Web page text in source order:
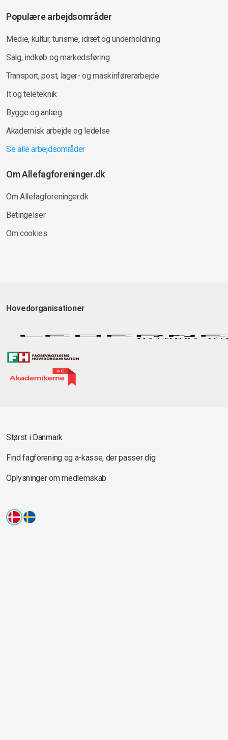
Populære arbejdsområder
Medie, kultur, turisme, idræt og underholdning
Salg, indkøb og markedsføring
Transport, post, lager- og maskinførerarbejde
It og teleteknik
Bygge og anlæg
Akademisk arbejde og ledelse
Se alle arbejdsområder
Om Allefagforeninger.dk
Om Allefagforeninger.dk
Betingelser
Om cookies
Hovedorganisationer
Størst i Danmark
Find fagforening og a-kasse, der passer dig
Oplysninger om medlemskab